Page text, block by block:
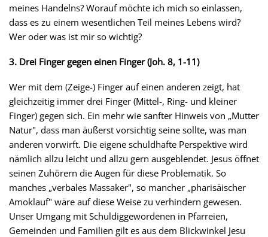
meines Handelns? Worauf möchte ich mich so einlassen,
dass es zu einem wesentlichen Teil meines Lebens wird?
Wer oder was ist mir so wichtig?
3. Drei Finger gegen einen Finger (Joh. 8, 1-11)
Wer mit dem (Zeige-) Finger auf einen anderen zeigt, hat
gleichzeitig immer drei Finger (Mittel-, Ring- und kleiner
Finger) gegen sich. Ein mehr wie sanfter Hinweis von „Mutter
Natur", dass man äußerst vorsichtig seine sollte, was man
anderen vorwirft. Die eigene schuldhafte Perspektive wird
nämlich allzu leicht und allzu gern ausgeblendet. Jesus öffnet
seinen Zuhörern die Augen für diese Problematik. So
manches „verbales Massaker", so mancher „pharisäischer
Amoklauf" wäre auf diese Weise zu verhindern gewesen.
Unser Umgang mit Schuldiggewordenen in Pfarreien,
Gemeinden und Familien gilt es aus dem Blickwinkel Jesu